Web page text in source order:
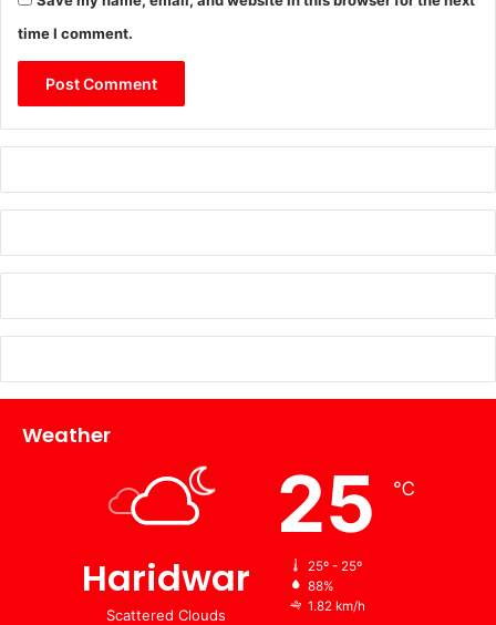
time I comment.
Weather
Haridwar
Scattered Clouds
25 ℃
25º - 25º
88%
1.82 km/h